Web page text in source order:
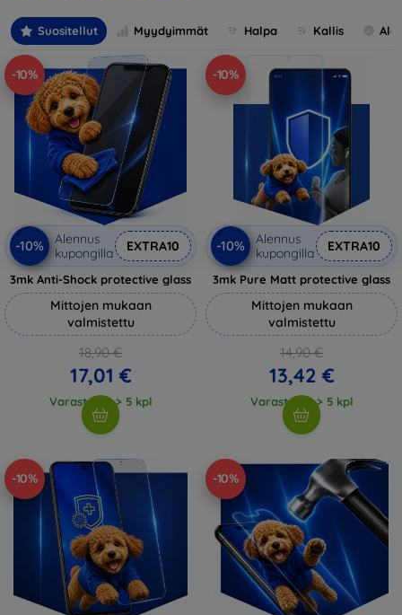
Suositellut Myydyimmät Halpa Kallis
-10%
-10%
Alennus
kupongilla
EXTRA10
3mk Anti-Shock protective glass
Mittojen mukaan
valmistettu
18,90 €
17,01 €
Varastossa > 5 kpl
-10%
-10%
Alennus
kupongilla
EXTRA10
3mk Pure Matt protective glass
Mittojen mukaan
valmistettu
14,90 €
13,42 €
Varastossa > 5 kpl
-10% -10%